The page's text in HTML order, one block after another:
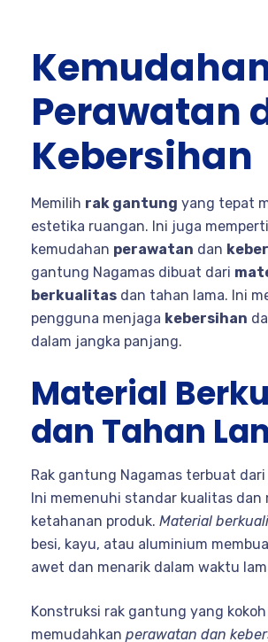
Perawatan
Kebersihan
Memilih rak gantung yang tepat
estetika ruangan. Ini juga
kemudahan perawatan dan
gantung Nagamas dibuat dari
berkualitas dan tahan lama. Ini
pengguna menjaga kebersihan
dalam jangka panjang.
Material
dan Tahan
Rak gantung Nagamas terbuat
Ini memenuhi standar kualitas dan
ketahanan produk. Material
besi, kayu, atau aluminium
awet dan menarik dalam waktu
Konstruksi rak gantung yang kokoh
memudahkan perawatan dan